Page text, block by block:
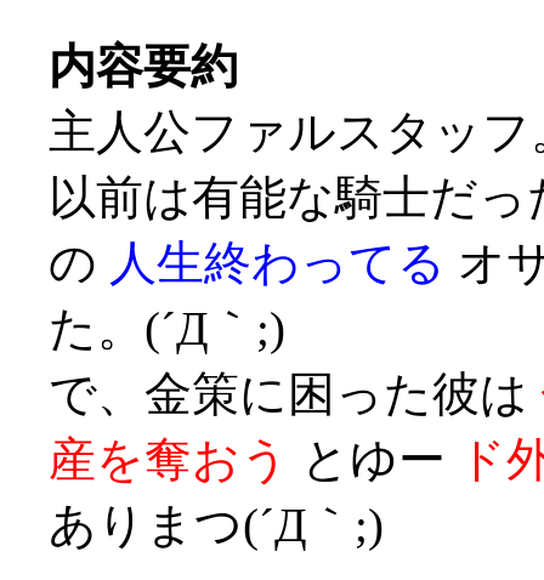
内容要約
主人公ファルスタッフ
以前は有能な騎士だ
の 人生終わってる オ
た。(´Д｀;)
で、金策に困った彼は
産を奪おう
とゆー
ド
ありまつ(´Д｀;)